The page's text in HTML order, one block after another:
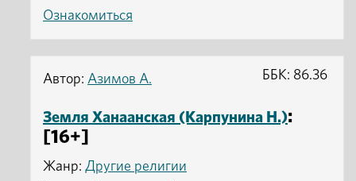
Ознакомиться
Автор: Азимов А.
Земля Ханаанская (Карпунина Н.):
[16+]
Жанр: Другие религии
ББК: 86.36